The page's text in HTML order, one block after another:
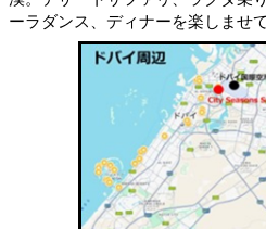
ーラダンス、ディナーを楽しませ